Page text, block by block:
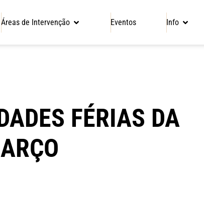
Áreas de Intervenção Eventos Info
FÉRIAS DA